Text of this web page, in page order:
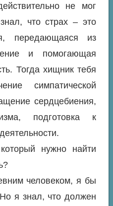
не мог
что страх – это
передающаяся из
и помогающая
Тогда хищник тебя
симпатической
сердцебиения,
подготовка к
нужно найти
человеком, я бы
я знал, что должен